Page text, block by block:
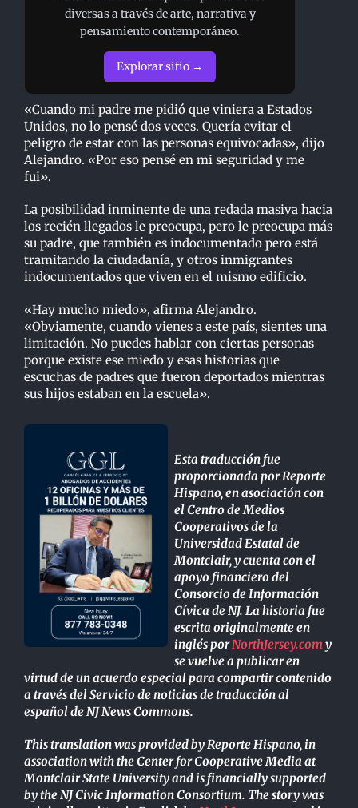
diversas a través de arte, narrativa y
pensamiento contemporáneo.
Explorar sitio →
«Cuando mi padre me pidió que viniera a Estados
Unidos, no lo pensé dos veces. Quería evitar el
peligro de estar con las personas equivocadas», dijo
Alejandro. «Por eso pensé en mi seguridad y me
fui».
La posibilidad inminente de una redada masiva hacia
los recién llegados le preocupa, pero le preocupa más
su padre, que también es indocumentado pero está
tramitando la ciudadanía, y otros inmigrantes
indocumentados que viven en el mismo edificio.
«Hay mucho miedo», afirma Alejandro.
«Obviamente, cuando vienes a este país, sientes una
limitación. No puedes hablar con ciertas personas
porque existe ese miedo y esas historias que
escuchas de padres que fueron deportados mientras
sus hijos estaban en la escuela».
Esta traducción fue
proporcionada por Reporte
Hispano, en asociación con
el Centro de Medios
Cooperativos de la
Universidad Estatal de
Montclair, y cuenta con el
apoyo financiero del
Consorcio de Información
Cívica de NJ. La historia fue
escrita originalmente en
inglés porNorthJersey.comy
se vuelve a publicar en
virtud de un acuerdo especial para compartir contenido
a través del Servicio de noticias de traducción al
español de NJ News Commons.
This translation was provided by Reporte Hispano, in
association with the Center for Cooperative Media at
Montclair State University and is financially supported
by the NJ Civic Information Consortium. The story was